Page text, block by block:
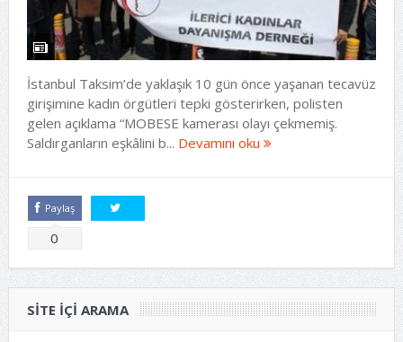
İstanbul Taksim’de yaklaşık 10 gün önce yaşanan tecavüz
girişimine kadın örgütleri tepki gösterirken, polisten
gelen açıklama “MOBESE kamerası olayı çekmemiş.
Saldırganların eşkâlini b... Devamını oku
Paylaş
0
SITE IÇI ARAMA